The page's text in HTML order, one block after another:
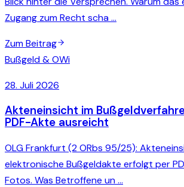
Zugang zum Recht scha …
Zum Beitrag
Bußgeld & OWi
28. Juli 2026
Akteneinsicht im
PDF-Akte ausreicht
OLG Frankfurt (2 ORbs 95/25):
elektronische Bußgeldakte erfolgt per
Fotos. Was Betroffene un …